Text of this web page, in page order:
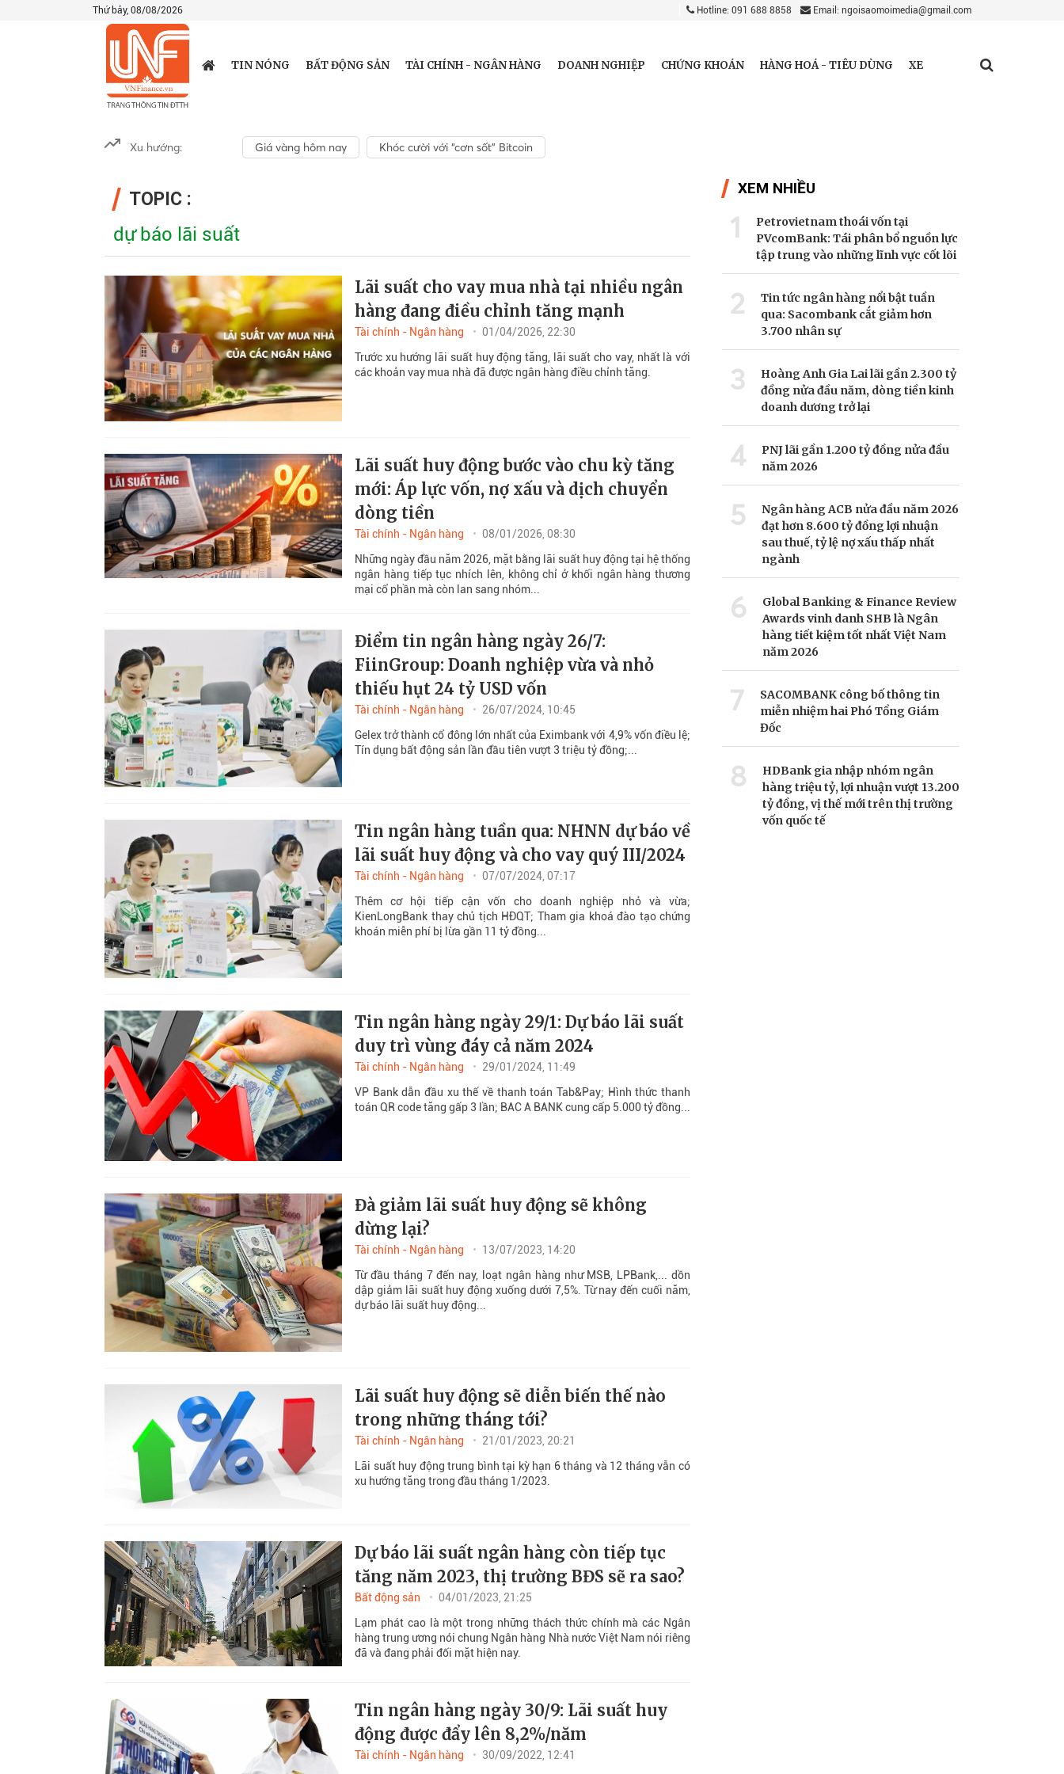
Thứ bảy, 08/08/2026 Hotline: 091 688 8858 Email: ngoisaomoimedia@gmail.com
TIN NÓNG BẤT ĐỘNG SẢN TÀI CHÍNH - NGÂN HÀNG DOANH NGHIỆP CHỨNG KHOÁN HÀNG HOÁ - TIÊU DÙNG XE
Xu hướng: Giá vàng hôm nay Khóc cười với “cơn sốt” Bitcoin
TOPIC :
dự báo lãi suất
Lãi suất cho vay mua nhà tại nhiều ngân
hàng đang điều chỉnh tăng mạnh
Tài chính - Ngân hàng
01/04/2026, 22:30
Trước xu hướng lãi suất huy động tăng, lãi suất cho vay, nhất là với
các khoản vay mua nhà đã được ngân hàng điều chỉnh tăng.
Lãi suất huy động bước vào chu kỳ tăng
mới: Áp lực vốn, nợ xấu và dịch chuyển
dòng tiền
Tài chính - Ngân hàng
08/01/2026, 08:30
Những ngày đầu năm 2026, mặt bằng lãi suất huy động tại hệ thống
ngân hàng tiếp tục nhích lên, không chỉ ở khối ngân hàng thương
mại cổ phần mà còn lan sang nhóm...
Điểm tin ngân hàng ngày 26/7:
FiinGroup: Doanh nghiệp vừa và nhỏ
thiếu hụt 24 tỷ USD vốn
Tài chính - Ngân hàng
26/07/2024, 10:45
Gelex trở thành cổ đông lớn nhất của Eximbank với 4,9% vốn điều lệ;
Tín dụng bất động sản lần đầu tiên vượt 3 triệu tỷ đồng;...
Tin ngân hàng tuần qua: NHNN dự báo về
lãi suất huy động và cho vay quý III/2024
Tài chính - Ngân hàng
07/07/2024, 07:17
Thêm cơ hội tiếp cận vốn cho doanh nghiệp nhỏ và vừa;
KienLongBank thay chủ tịch HĐQT; Tham gia khoá đào tạo chứng
khoán miễn phí bị lừa gần 11 tỷ đồng...
Tin ngân hàng ngày 29/1: Dự báo lãi suất
duy trì vùng đáy cả năm 2024
Tài chính - Ngân hàng
29/01/2024, 11:49
VP Bank dẫn đầu xu thế về thanh toán Tab&Pay; Hình thức thanh
toán QR code tăng gấp 3 lần; BAC A BANK cung cấp 5.000 tỷ đồng...
Đà giảm lãi suất huy động sẽ không
dừng lại?
Tài chính - Ngân hàng
13/07/2023, 14:20
Từ đầu tháng 7 đến nay, loạt ngân hàng như MSB, LPBank,... dồn
dập giảm lãi suất huy động xuống dưới 7,5%. Từ nay đến cuối năm,
dự báo lãi suất huy động...
Lãi suất huy động sẽ diễn biến thế nào
trong những tháng tới?
Tài chính - Ngân hàng
21/01/2023, 20:21
Lãi suất huy động trung bình tại kỳ hạn 6 tháng và 12 tháng vẫn có
xu hướng tăng trong đầu tháng 1/2023.
Dự báo lãi suất ngân hàng còn tiếp tục
tăng năm 2023, thị trường BĐS sẽ ra sao?
Bất động sản
04/01/2023, 21:25
Lạm phát cao là một trong những thách thức chính mà các Ngân
hàng trung ương nói chung Ngân hàng Nhà nước Việt Nam nói riêng
đã và đang phải đối mặt hiện nay.
Tin ngân hàng ngày 30/9: Lãi suất huy
động được đẩy lên 8,2%/năm
Tài chính - Ngân hàng
30/09/2022, 12:41
XEM NHIỀU
1
Petrovietnam thoái vốn tại
PVcomBank: Tái phân bổ nguồn lực
tập trung vào những lĩnh vực cốt lõi
2
Tin tức ngân hàng nổi bật tuần
qua: Sacombank cắt giảm hơn
3.700 nhân sự
3
Hoàng Anh Gia Lai lãi gần 2.300 tỷ
đồng nửa đầu năm, dòng tiền kinh
doanh dương trở lại
4
PNJ lãi gần 1.200 tỷ đồng nửa đầu
năm 2026
5
Ngân hàng ACB nửa đầu năm 2026
đạt hơn 8.600 tỷ đồng lợi nhuận
sau thuế, tỷ lệ nợ xấu thấp nhất
ngành
6
Global Banking & Finance Review
Awards vinh danh SHB là Ngân
hàng tiết kiệm tốt nhất Việt Nam
năm 2026
7
SACOMBANK công bố thông tin
miễn nhiệm hai Phó Tổng Giám
Đốc
8
HDBank gia nhập nhóm ngân
hàng triệu tỷ, lợi nhuận vượt 13.200
tỷ đồng, vị thế mới trên thị trường
vốn quốc tế